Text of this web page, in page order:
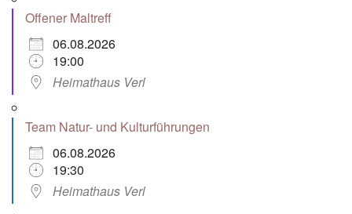
Offener Maltreff
06.08.2026
19:00
Heimathaus Verl
Team Natur- und Kulturführungen
06.08.2026
19:30
Heimathaus Verl